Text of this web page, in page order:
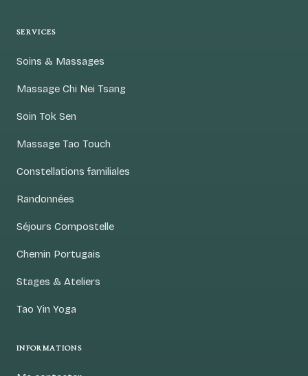
SERVICES
Soins & Massages
Massage Chi Nei Tsang
Soin Tok Sen
Massage Tao Touch
Constellations familiales
Randonnées
Séjours Compostelle
Chemin Portugais
Stages & Ateliers
Tao Yin Yoga
INFORMATIONS